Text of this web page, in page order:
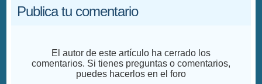
Publica tu comentario
El autor de este artículo ha cerrado los
comentarios. Si tienes preguntas o comentarios,
puedes hacerlos en el foro